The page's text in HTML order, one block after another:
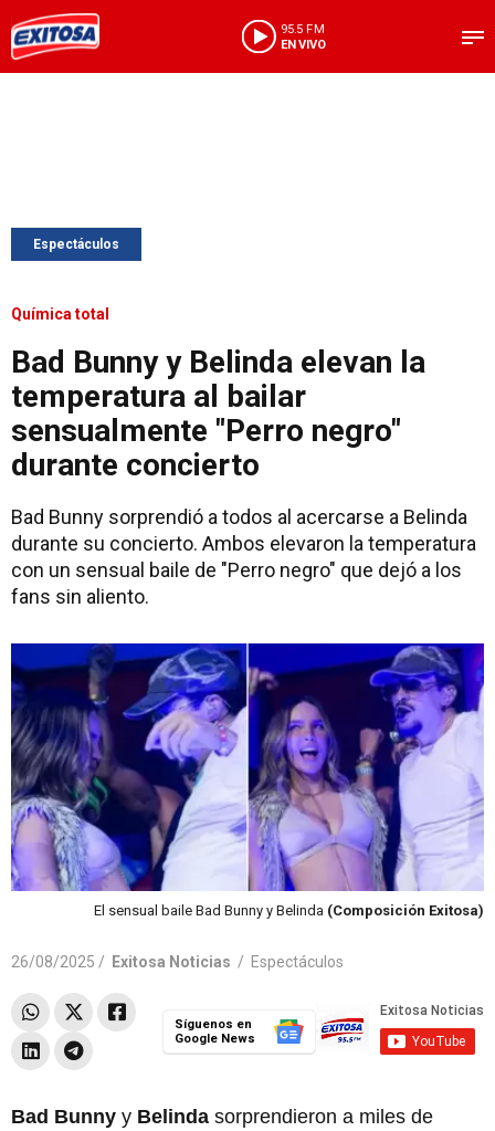
95.5 FM
EN VIVO
Espectáculos
Química total
Bad Bunny y Belinda elevan la
temperatura al bailar
sensualmente "Perro negro"
durante concierto
Bad Bunny sorprendió a todos al acercarse a Belinda
durante su concierto. Ambos elevaron la temperatura
con un sensual baile de "Perro negro" que dejó a los
fans sin aliento.
El sensual baile Bad Bunny y Belinda (Composición Exitosa)
26/08/2025 / Exitosa Noticias / Espectáculos
Síguenos en
Google News
Bad Bunny y Belinda sorprendieron a miles de